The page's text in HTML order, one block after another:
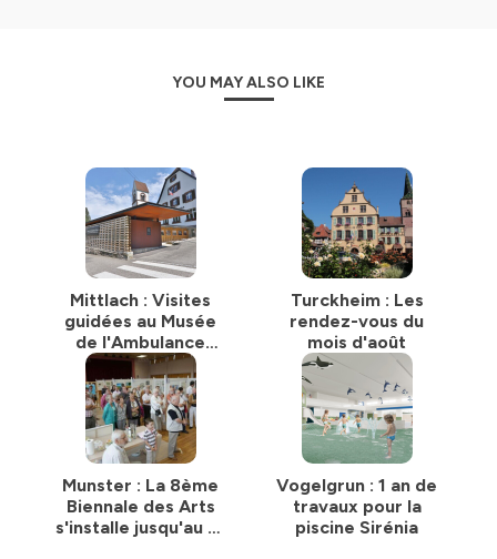
YOU MAY ALSO LIKE
Mittlach : Visites
guidées au Musée
de l'Ambulance
Alpine
Turckheim : Les
rendez-vous du
mois d'août
Munster : La 8ème
Biennale des Arts
s'installe jusqu'au 15
Vogelgrun : 1 an de
travaux pour la
piscine Sirénia